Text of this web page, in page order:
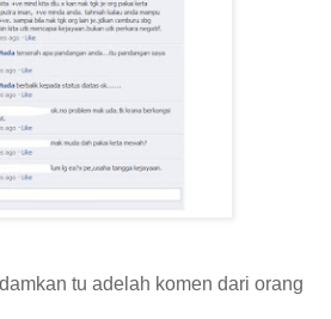
tu adelah komen dari orang